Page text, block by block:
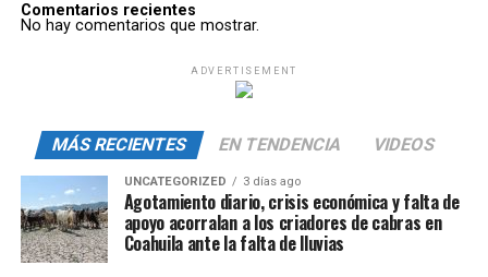
Comentarios recientes
No hay comentarios que mostrar.
ADVERTISEMENT
MÁS RECIENTES EN TENDENCIA VIDEOS
UNCATEGORIZED 3 días ago
Agotamiento diario, crisis económica y falta de
apoyo acorralan a los criadores de cabras en
Coahuila ante la falta de lluvias